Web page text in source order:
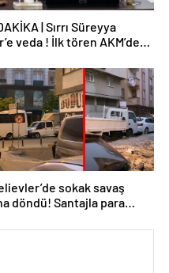
| Sırrı Süreyya
veda ! İlk tören AKM’de
sokak savaş
döndü! Santajla para